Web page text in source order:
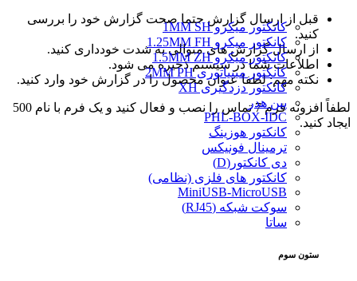
کانکتور میکرو 1MM SH
کانکتور میکرو 1.25MM FH
کانکتور میکرو 1.5MM ZH
کانکتور مینیاتوری 2MM PH
کانکتور دزدگیری XH
پین هدر
PHL-BOX-IDC
کانکتور هوزینگ
ترمینال فونیکس
دی کانکتور(D)
کانکتور های فلزی (نظامی)
MiniUSB-MicroUSB
سوکت شبکه (RJ45)
ساتا
ستون سوم
قبل از ارسال گزارش حتما صحت گزارش خود را بررسی
کنید.
از ارسال گزارش های متوالی به شدت خودداری کنید.
اطلاعات شما در سیستم ذخیره می شود.
نکته مهم: لطفا عنوان محصول را در گزارش خود وارد کنید.
لطفاً افزونه فرم 7 تماس را نصب و فعال کنید و یک فرم با نام 500
ایجاد کنید.